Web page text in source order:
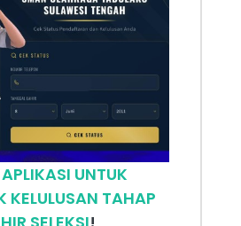
UNTUK
KELULUSAN TAHAP